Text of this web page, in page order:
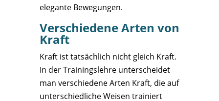
elegante Bewegungen.
Verschiedene Arten von
Kraft
Kraft ist tatsächlich nicht gleich Kraft.
In der Trainingslehre unterscheidet
man verschiedene Arten Kraft, die auf
unterschiedliche Weisen trainiert